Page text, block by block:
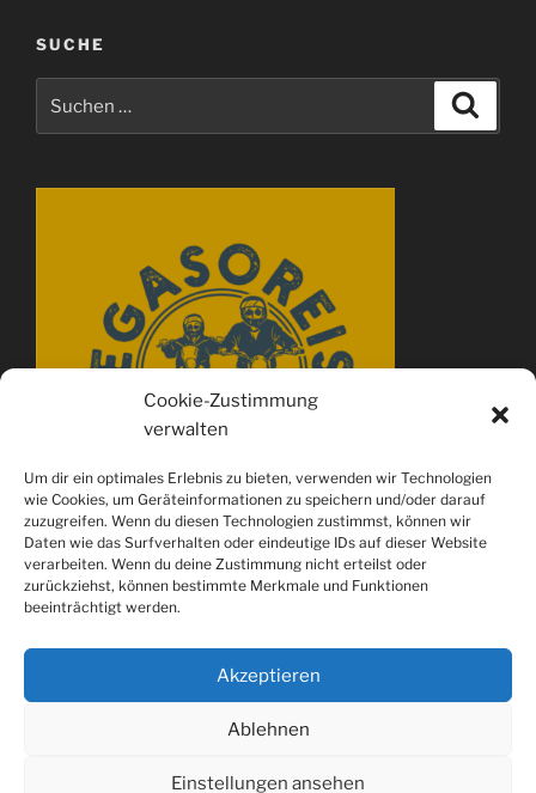
Cookie-Zustimmung
verwalten
Um dir ein optimales Erlebnis zu bieten, verwenden wir Technologien
wie Cookies, um Geräteinformationen zu speichern und/oder darauf
zuzugreifen. Wenn du diesen Technologien zustimmst, können wir
Daten wie das Surfverhalten oder eindeutige IDs auf dieser Website
verarbeiten. Wenn du deine Zustimmung nicht erteilst oder
zurückziehst, können bestimmte Merkmale und Funktionen
beeinträchtigt werden.
Akzeptieren
Ablehnen
Einstellungen ansehen
SUCHE
Instagram